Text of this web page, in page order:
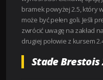
bramek powyżej 2.5, który
może być pełen goli. Jeśli
zwrócić uwagę na zakład
drugiej połowie z kursem
Stade Brestois